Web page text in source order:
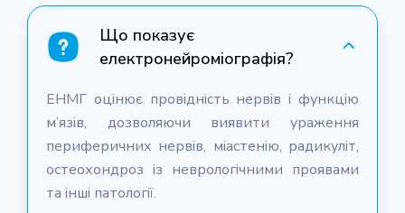
Що показує
електронейроміографія?
ЕНМГ оцінює провідність нервів і функцію
м’язів, дозволяючи виявити ураження
периферичних нервів, міастенію, радикуліт,
остеохондроз із неврологічними проявами
та інші патології.